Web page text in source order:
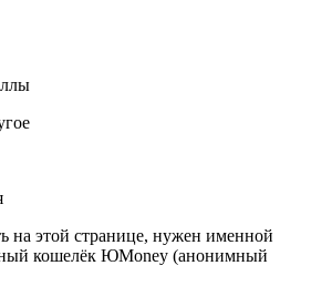
на этой странице, нужен именной
кошелёк ЮMoney (анонимный